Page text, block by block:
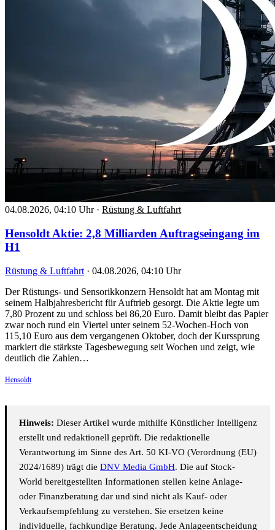
04.08.2026, 04:10 Uhr · Rüstung & Luftfahrt
Hensoldt Aktie: 2,8 Milliarden Auftragseingang im
H1
Rüstung & Luftfahrt · 04.08.2026, 04:10 Uhr
Der Rüstungs- und Sensorikkonzern Hensoldt hat am Montag mit
seinem Halbjahresbericht für Auftrieb gesorgt. Die Aktie legte um
7,80 Prozent zu und schloss bei 86,20 Euro. Damit bleibt das Papier
zwar noch rund ein Viertel unter seinem 52-Wochen-Hoch von
115,10 Euro aus dem vergangenen Oktober, doch der Kurssprung
markiert die stärkste Tagesbewegung seit Wochen und zeigt, wie
deutlich die Zahlen…
Hensoldt
Hinweis: Dieser Artikel wurde mithilfe Künstlicher Intelligenz
erstellt und redaktionell geprüft. Die redaktionelle
Verantwortung im Sinne des Art. 50 KI-VO (Verordnung (EU)
2024/1689) trägt die DNV Media GmbH. Die auf Stock-
World bereitgestellten Informationen stellen keine Anlage-
oder Finanzberatung dar und sind nicht als Kauf- oder
Verkaufsempfehlung zu verstehen. Sie ersetzen keine
individuelle, fachkundige Beratung. Jede Anlageentscheidung